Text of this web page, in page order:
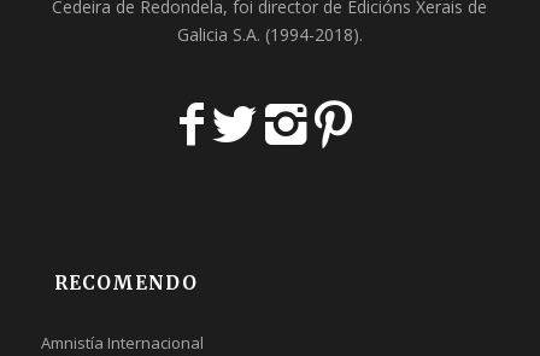
Cedeira de Redondela, foi director de Edicións Xerais de
Galicia S.A. (1994-2018).
RECOMENDO
Amnistía Internacional